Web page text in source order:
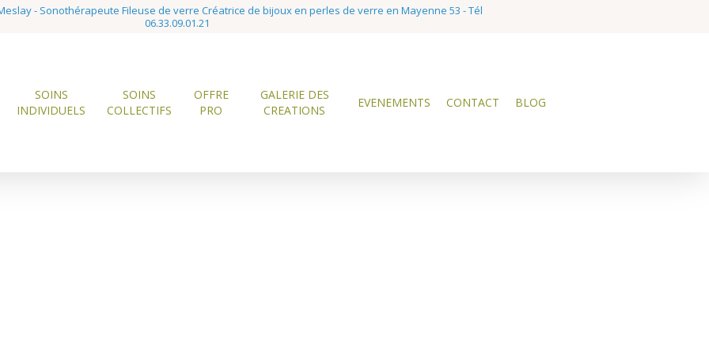
- Sonothérapeute Fileuse de verre Créatrice de bijoux en perles de verre en Mayenne 53 - Tél
06.33.09.01.21
SOINS
INDIVIDUELS
SOINS
COLLECTIFS
OFFRE
PRO
GALERIE DES
CREATIONS
EVENEMENTS CONTACT BLOG